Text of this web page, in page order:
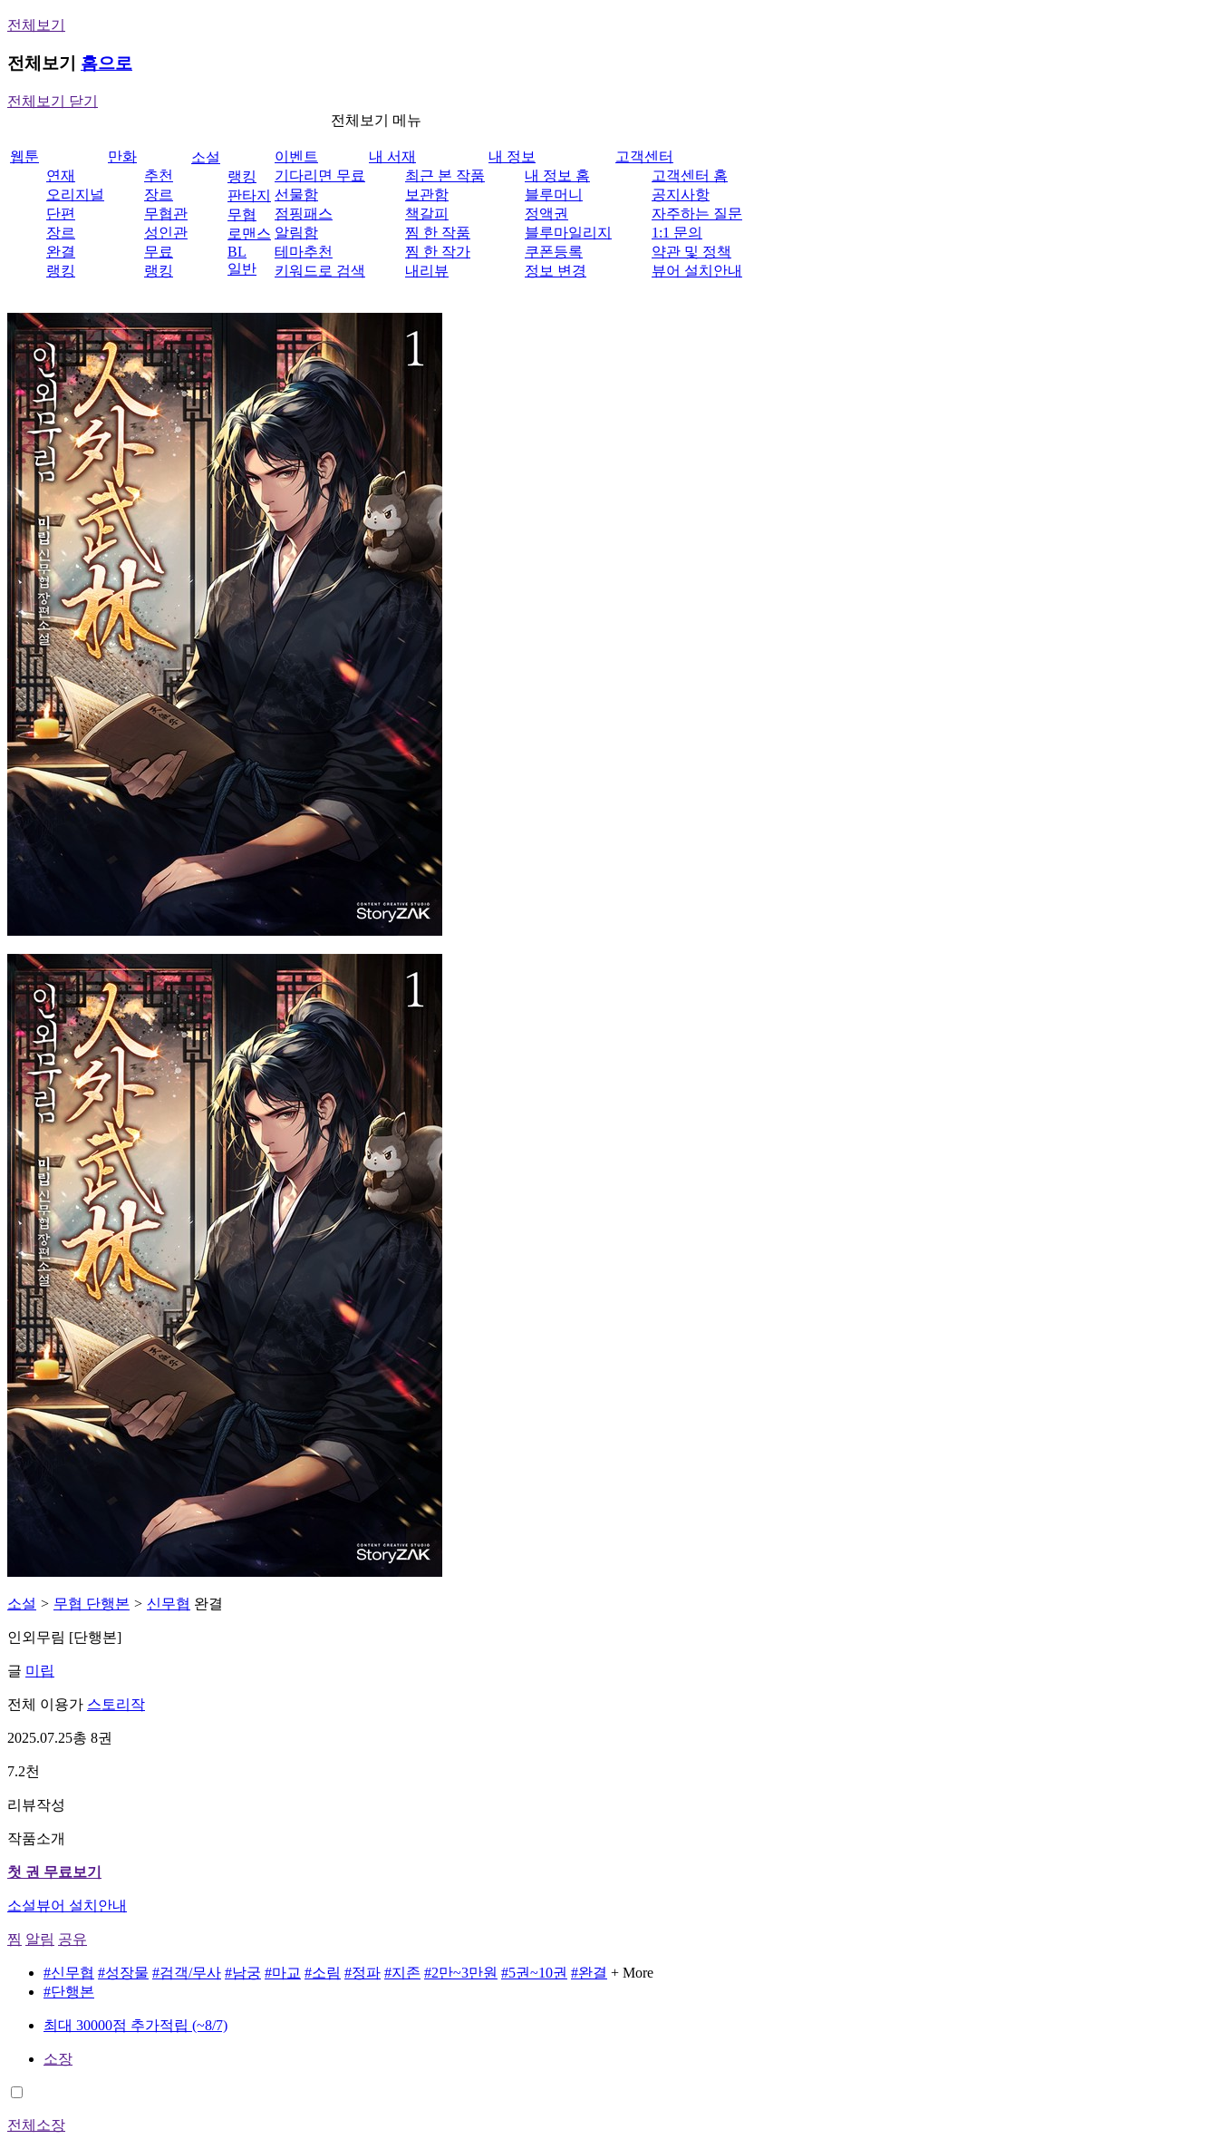
전체보기
전체보기 홈으로
전체보기 닫기
전체보기 메뉴
웹툰
연재
오리지널
단편
장르
완결
랭킹
만화
추천
장르
무협관
성인관
무료
랭킹
소설
랭킹
판타지
무협
로맨스
BL
일반
이벤트
기다리면 무료
선물함
점핑패스
알림함
테마추천
키워드로 검색
내 서재
최근 본 작품
보관함
책갈피
찜 한 작품
찜 한 작가
내리뷰
내 정보
내 정보 홈
블루머니
정액권
블루마일리지
쿠폰등록
정보 변경
고객센터
고객센터 홈
공지사항
자주하는 질문
1:1 문의
약관 및 정책
뷰어 설치안내
소설 > 무협 단행본 > 신무협 완결
인외무림 [단행본]
글 미립
전체 이용가 스토리작
2025.07.25총 8권
7.2천
리뷰작성
작품소개
첫 권 무료보기
소설뷰어 설치안내
찜 알림 공유
#신무협 #성장물 #검객/무사 #남궁 #마교 #소림 #정파 #지존 #2만~3만원 #5권~10권 #완결 + More
#단행본
최대 30000점 추가적립 (~8/7)
소장
전체소장